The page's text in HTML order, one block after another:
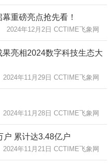
重磅亮点抢先看！
2024年12月2日 CCTIME飞象网
亮相2024数字科技生态大
2024年11月29日 CCTIME飞象网
2024年11月28日 CCTIME飞象网
户 累计达3.48亿户
2024年11月21日 CCTIME飞象网